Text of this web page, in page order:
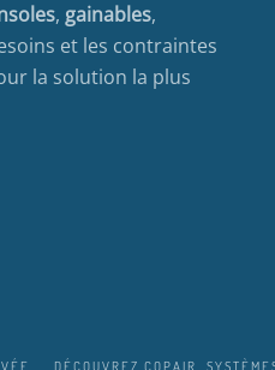
, gainables,
et les contraintes
la solution la plus
DÉCOUVREZ COPAIR,